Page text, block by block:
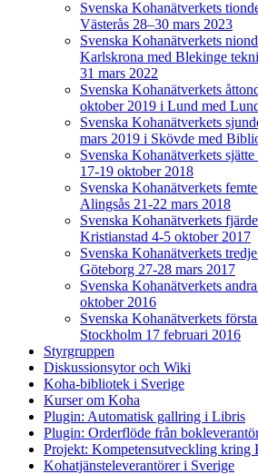
Svenska Kohanätverkets
Västerås 28–30 mars 2023
Svenska Kohanätverkets
Karlskrona med Blekinge
31 mars 2022
Svenska Kohanätverkets
oktober 2019 i Lund med
Svenska Kohanätverkets
mars 2019 i Skövde med
Svenska Kohanätverkets
17-19 oktober 2018
Svenska Kohanätverkets
Alingsås 21-22 mars 2018
Svenska Kohanätverkets
Kristianstad 4-5 oktober 2017
Svenska Kohanätverkets
Göteborg 27-28 mars 2017
Svenska Kohanätverkets
oktober 2016
Svenska Kohanätverkets
Stockholm 17 februari 2016
Styrgruppen
Diskussionsytor och Wiki
Koha-bibliotek i Sverige
Kurser om Koha
Plugin: Automatisk gallring i Libris
Plugin: Orderflöde från
Projekt: Kompetensutveckling kring
Kohatjänsteleverantörer i Sverige